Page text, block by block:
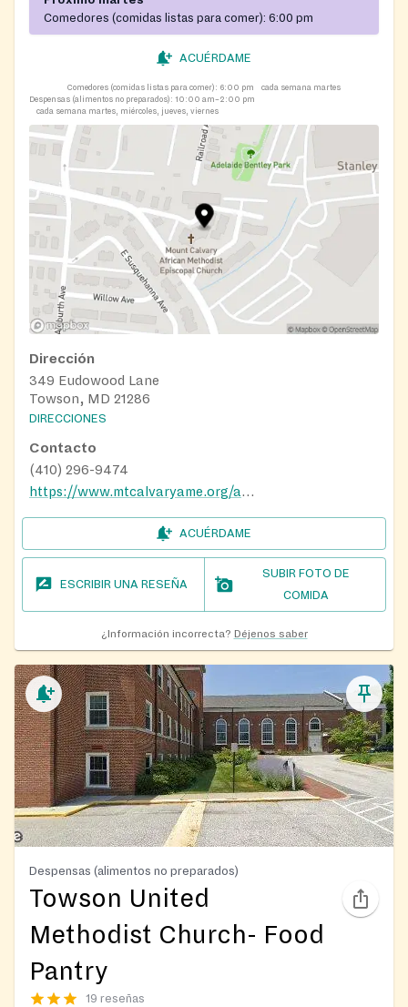
Comedores (comidas listas para comer): 6:00 pm
ACUÉRDAME
Comedores (comidas listas para comer): 6:00 pm
cada semana martes
Despensas (alimentos no preparados): 10:00 am–2:00 pm
cada semana martes, miércoles, jueves, viernes
Dirección
349 Eudowood Lane
Towson, MD 21286
DIRECCIONES
Contacto
(410) 296-9474
https://www.mtcalvaryame.org/about-4
ACUÉRDAME
ESCRIBIR UNA RESEÑA
SUBIR FOTO DE
COMIDA
¿Información incorrecta? Déjenos saber
Despensas (alimentos no preparados)
Towson United
Methodist Church- Food
Pantry
19 reseñas